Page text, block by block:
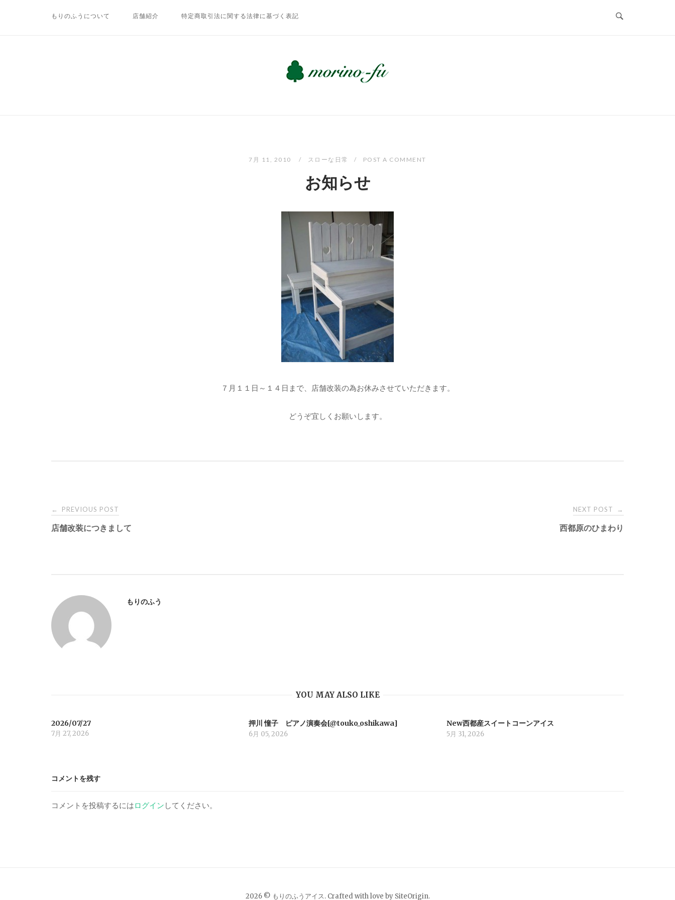
もりのふうについて 店舗紹介 特定商取引法に関する法律に基づく表記
7月 11, 2010 スローな日常 POST A COMMENT
お知らせ
７月１１日～１４日まで、店舗改装の為お休みさせていただきます。
どうぞ宜しくお願いします。
P
n
a
g
t
i
← PREVIOUS POST
店舗改装につきまして
NEXT POST →
西都原のひまわり
もりのふう
YOU MAY ALSO LIKE
2026/07/27
7月 27, 2026
押川 憧子 ピアノ演奏会[@touko_oshikawa]
6月 05, 2026
New西都産スイートコーンアイス
5月 31, 2026
コメントを残す
コメントを投稿するにはログイン してください。
2026 © もりのふうアイス. Crafted with love by SiteOrigin.